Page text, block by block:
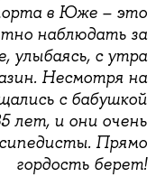
в Юже – это
наблюдать за
улыбаясь, с утра
Несмотря на
с бабушкой
лет, и они очень
Прямо
гордость берет!